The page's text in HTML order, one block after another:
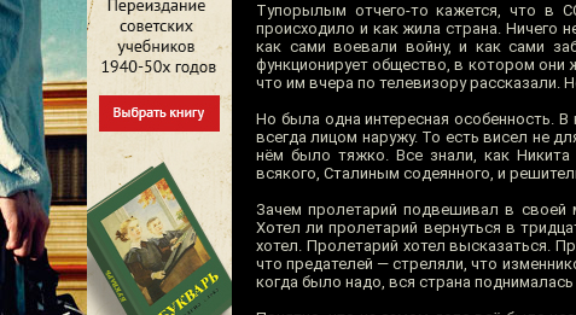
Тупорылым отчего-то кажется, что в
происходило и как жила страна. Ничего
как сами воевали войну, и как сами
функционирует общество, в котором
что им вчера по телевизору рассказали.
Но была одна интересная особенность. В
всегда лицом наружу. То есть висел не
нём было тяжко. Все знали, как
всякого, Сталиным содеянного, и
Зачем пролетарий подвешивал в
Хотел ли пролетарий вернуться в
хотел. Пролетарий хотел высказаться.
что предателей — стреляли, что
когда было надо, вся страна поднималась